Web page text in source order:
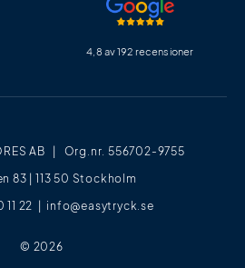
AB | Org.nr. 556702-9755
83 | 113 50 Stockholm
11 22 | info@easytryck.se
© 2026
4,8 av 192 recensioner